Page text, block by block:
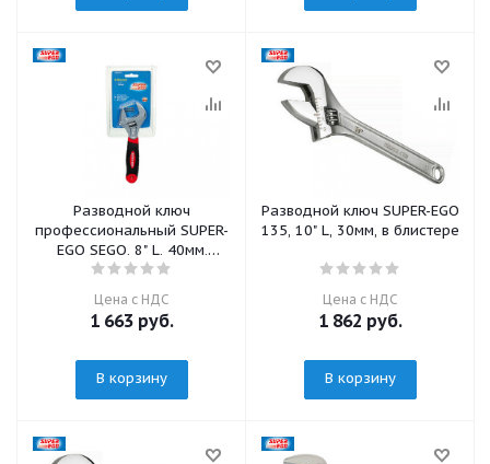
Разводной ключ
профессиональный SUPER-
EGO SEGO, 8" L, 40мм,
спец.ручка
Цена с НДС
1 663 руб.
В корзину
Разводной ключ SUPER-EGO
135, 10" L, 30мм, в блистере
Цена с НДС
1 862 руб.
В корзину